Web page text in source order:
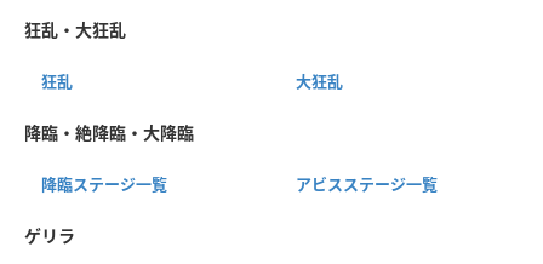
狂乱・大狂乱
狂乱 大狂乱
降臨・絶降臨・大降臨
降臨ステージ一覧 アビスステージ一覧
ゲリラ